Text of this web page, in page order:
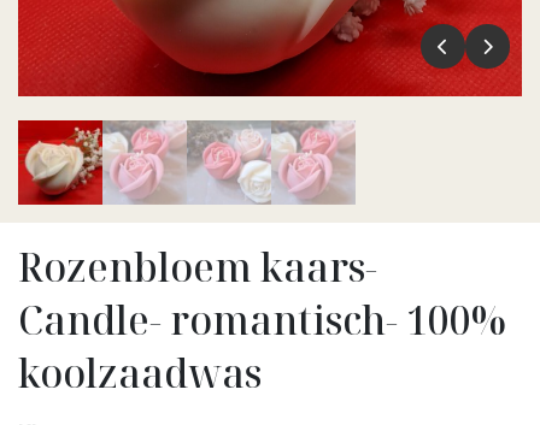
Rozenbloem kaars-
Candle- romantisch- 100%
koolzaadwas